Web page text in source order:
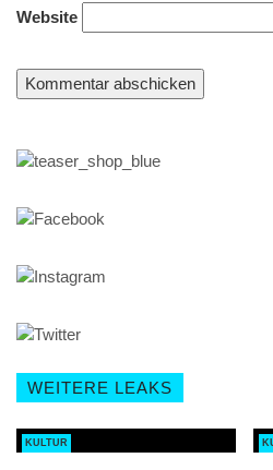
Website
WEITERE LEAKS
KULTUR